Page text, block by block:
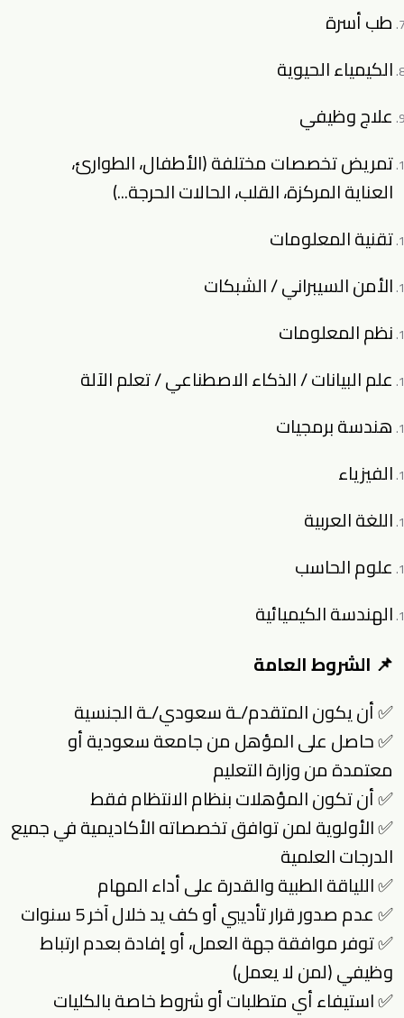
طب أسرة
الكيمياء الحيوية
علاج وظيفي
تمريض تخصصات مختلفة (الأطفال، الطوارئ،
العناية المركزة، القلب، الحالات الحرجة...)
تقنية المعلومات
الأمن السيبراني / الشبكات
نظم المعلومات
علم البيانات / الذكاء الاصطناعي / تعلم الآلة
هندسة برمجيات
الفيزياء
اللغة العربية
علوم الحاسب
الهندسة الكيميائية
📌 الشروط العامة
✅ أن يكون المتقدم/ـة سعودي/ـة الجنسية
✅ حاصل على المؤهل من جامعة سعودية أو
معتمدة من وزارة التعليم
✅ أن تكون المؤهلات بنظام الانتظام فقط
✅ الأولوية لمن توافق تخصصاته الأكاديمية في جميع
الدرجات العلمية
✅ اللياقة الطبية والقدرة على أداء المهام
✅ عدم صدور قرار تأديبي أو كف يد خلال آخر 5 سنوات
✅ توفر موافقة جهة العمل، أو إفادة بعدم ارتباط
وظيفي (لمن لا يعمل)
✅ استيفاء أي متطلبات أو شروط خاصة بالكليات